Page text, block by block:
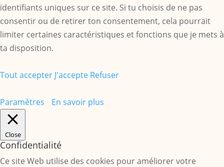
identifiants uniques sur ce site. Si tu choisis de ne pas
consentir ou de retirer ton consentement, cela pourrait
limiter certaines caractéristiques et fonctions que je mets à
ta disposition.
Tout accepter J'accepte Refuser
Paramètres En savoir plus
Close
Confidentialité
Ce site Web utilise des cookies pour améliorer votre